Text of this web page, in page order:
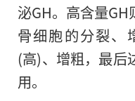
泌GH。高含量
骨细胞的分裂、
(高)、增粗，最后
用。